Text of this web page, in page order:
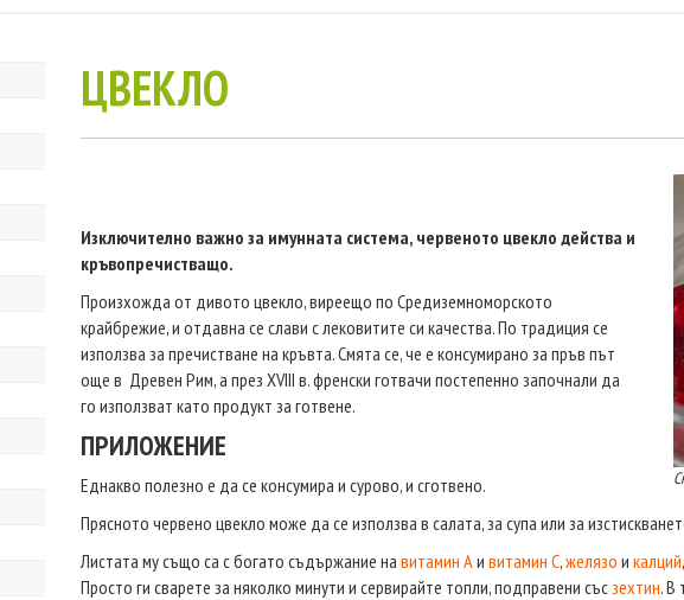
ЦВЕКЛО
Изключително важно за имунната система, червеното цвекло действа и
кръвопречистващо.
Произхожда от дивото цвекло, виреещо по Средиземноморското
крайбрежие, и отдавна се слави с лековитите си качества. По традиция се
използва за пречистване на кръвта. Смята се, че е консумирано за пръв път
още в Древен Рим, а през XVIII в. френски готвачи постепенно започнали да
го използват като продукт за готвене.
ПРИЛОЖЕНИЕ
Еднакво полезно е да се консумира и сурово, и сготвено.
Прясното червено цвекло може да се използва в салата, за супа или за
Листата му също са с богато съдържание на витамин Аи витамин С,желязо и калций
Просто ги сварете за няколко минути и сервирайте топли, подправени съсзехтин. В